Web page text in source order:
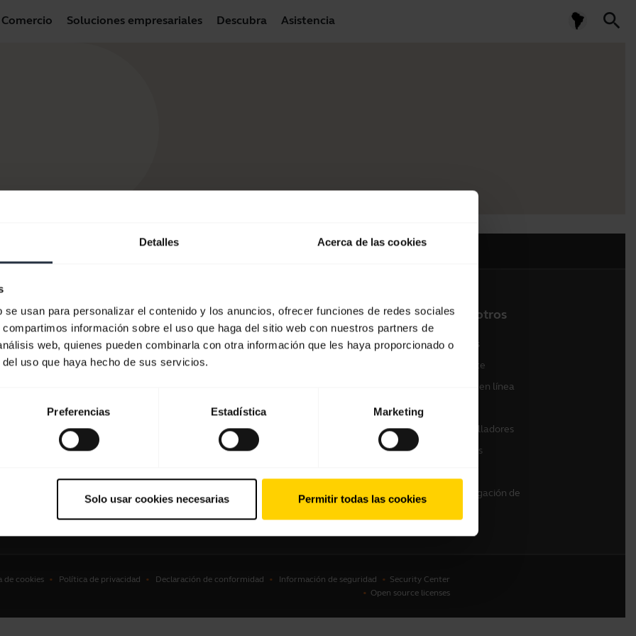
Detalles Acerca de las cookies
usan para personalizar el contenido y los anuncios, ofrecer funciones de redes sociales
información sobre el uso que haga del sitio web con nuestros partners de
web, quienes pueden combinarla con otra información que les haya proporcionado o
uso que haya hecho de sus servicios.
Preferencias Estadística Marketing
Solo usar cookies necesarias Permitir todas las cookies
Comercio Soluciones empresariales Descubra Asistencia search
productos
manos libres
personales
Cómo comprar
Localizador de socios
Localizador de
Contacte con nosotros
Contactar con ventas
Contactar con Soporte
Soporte para tiendas en línea
Registre su producto
Programa de desarrolladores
Programa de Partners
Política de descatalogación de
empresarial
de cookies Política de privacidad Declaración de conformidad Información de seguridad
Security Center
Open source licenses